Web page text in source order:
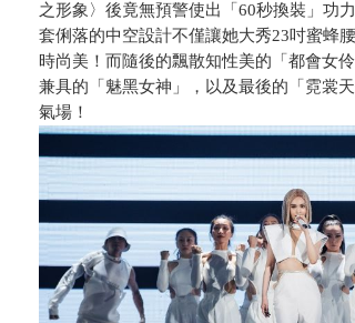
之形象〉後竟無預警使出「60秒換裝」功
套俐落的中空設計不僅讓她大秀23吋蜜蜂
時尚美！而隨後的飄散知性美的「都會女
兼具的「魅黑女神」，以及最後的「霓裳
氣場！